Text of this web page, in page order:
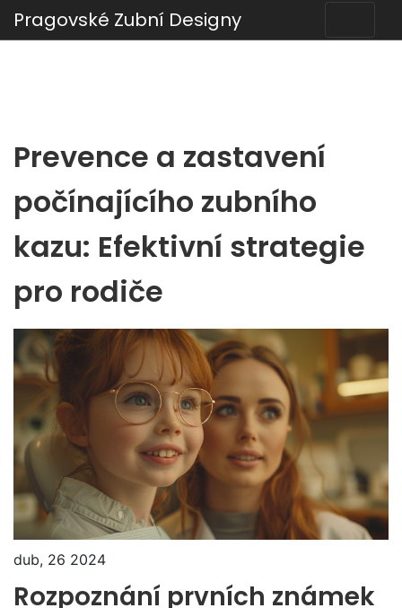
Pragovské Zubní Designy
Prevence a zastavení
počínajícího zubního
kazu: Efektivní strategie
pro rodiče
dub, 26 2024
Rozpoznání prvních známek